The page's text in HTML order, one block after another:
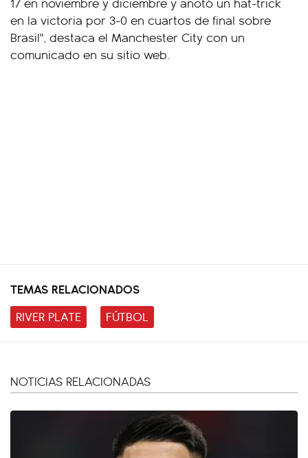
en la victoria por 3-0 en cuartos de final sobre
Brasil", destaca el Manchester City con un
comunicado en su sitio web.
TEMAS RELACIONADOS
RIVER PLATE
FÚTBOL
NOTICIAS RELACIONADAS